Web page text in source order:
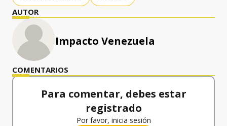
AUTOR
Impacto Venezuela
COMENTARIOS
Para comentar, debes estar
registrado
Por favor, inicia sesión